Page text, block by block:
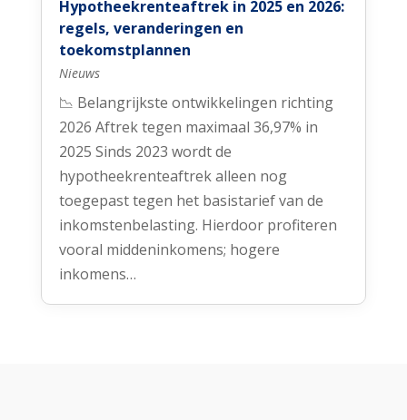
Hypotheekrenteaftrek in 2025 en 2026:
regels, veranderingen en
toekomstplannen
Nieuws
📉 Belangrijkste ontwikkelingen richting
2026 Aftrek tegen maximaal 36,97% in
2025 Sinds 2023 wordt de
hypotheekrenteaftrek alleen nog
toegepast tegen het basistarief van de
inkomstenbelasting. Hierdoor profiteren
vooral middeninkomens; hogere
inkomens…